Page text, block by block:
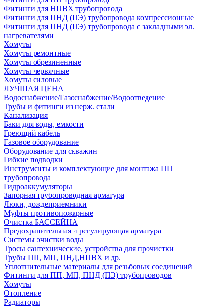
Фитинги для НПВХ трубопровода
Фитинги для ПНД (ПЭ) трубопровода компрессионные
Фитинги для ПНД (ПЭ) трубопровода с закладными эл.
нагревателями
Хомуты
Хомуты ремонтные
Хомуты обрезиненные
Хомуты червячные
Хомуты силовые
ЛУЧШАЯ ЦЕНА
Водоснабжение/Газоснабжение/Водоотведение
Трубы и фитинги из нерж. стали
Канализация
Баки для воды, емкости
Греющий кабель
Газовое оборудование
Оборудование для скважин
Гибкие подводки
Инструменты и комплектующие для монтажа ПП
трубопровода
Гидроаккумуляторы
Запорная трубопроводная арматура
Люки, дождеприемники
Муфты противопожарные
Очистка БАССЕЙНА
Предохранительная и регулирующая арматура
Системы очистки воды
Тросы сантехнические, устройства для прочистки
Трубы ПП, МП, ПНД,НПВХ и др.
Уплотнительные материалы для резьбовых соединений
Фитинги для ПП, МП, ПНД (ПЭ) трубопроводов
Хомуты
Отопление
Радиаторы